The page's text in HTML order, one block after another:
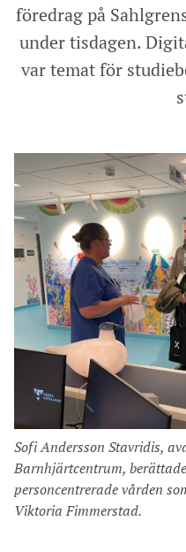
föredrag på
under tisdagen.
var temat för
Sofi Andersson Stavridis,
Barnhjärtcentrum,
personcentrerade vården
Viktoria Fimmerstad.